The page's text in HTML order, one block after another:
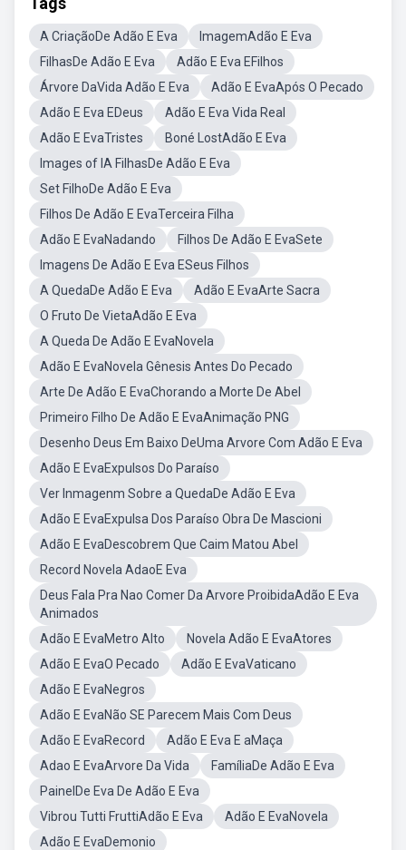
A CriaçãoDe Adão E Eva
ImagemAdão E Eva
FilhasDe Adão E Eva
Adão E Eva EFilhos
Árvore DaVida Adão E Eva
Adão E EvaApós O Pecado
Adão E Eva EDeus
Adão E Eva Vida Real
Adão E EvaTristes
Boné LostAdão E Eva
Images of IA FilhasDe Adão E Eva
Set FilhoDe Adão E Eva
Filhos De Adão E EvaTerceira Filha
Adão E EvaNadando
Filhos De Adão E EvaSete
Imagens De Adão E Eva ESeus Filhos
A QuedaDe Adão E Eva
Adão E EvaArte Sacra
O Fruto De VietaAdão E Eva
A Queda De Adão E EvaNovela
Adão E EvaNovela Gênesis Antes Do Pecado
Arte De Adão E EvaChorando a Morte De Abel
Primeiro Filho De Adão E EvaAnimação PNG
Desenho Deus Em Baixo DeUma Arvore Com Adão E Eva
Adão E EvaExpulsos Do Paraíso
Ver Inmagenm Sobre a QuedaDe Adão E Eva
Adão E EvaExpulsa Dos Paraíso Obra De Mascioni
Adão E EvaDescobrem Que Caim Matou Abel
Record Novela AdaoE Eva
Deus Fala Pra Nao Comer Da Arvore ProibidaAdão E Eva
Animados
Adão E EvaMetro Alto
Novela Adão E EvaAtores
Adão E EvaO Pecado
Adão E EvaVaticano
Adão E EvaNegros
Adão E EvaNão SE Parecem Mais Com Deus
Adão E EvaRecord
Adão E Eva E aMaça
Adao E EvaArvore Da Vida
FamíliaDe Adão E Eva
PainelDe Eva De Adão E Eva
Vibrou Tutti FruttiAdão E Eva
Adão E EvaNovela
Adão E EvaDemonio